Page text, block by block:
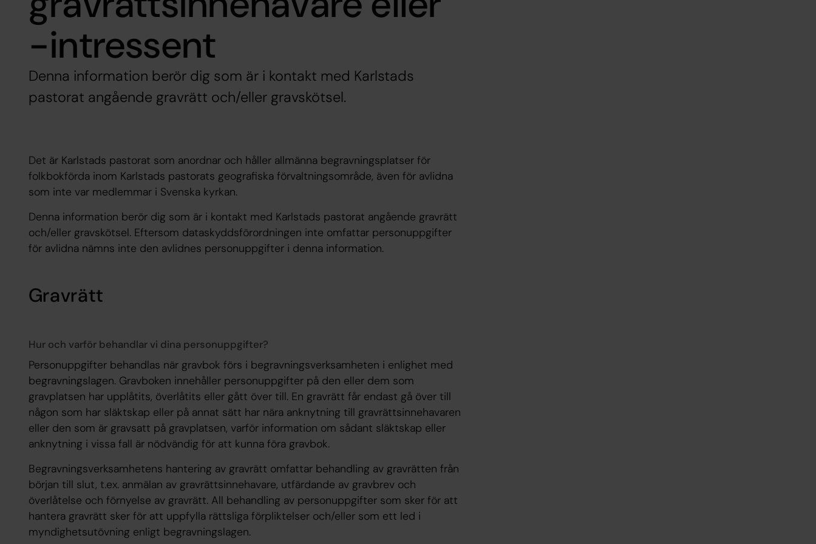
-intressent
Denna information berör dig som är i kontakt med Karlstads
pastorat angående gravrätt och/eller gravskötsel.
Det är Karlstads pastorat som anordnar och håller allmänna begravningsplatser för
folkbokförda inom Karlstads pastorats geografiska förvaltningsområde, även för avlidna
som inte var medlemmar i Svenska kyrkan.
Denna information berör dig som är i kontakt med Karlstads pastorat angående gravrätt
och/eller gravskötsel. Eftersom dataskyddsförordningen inte omfattar personuppgifter
för avlidna nämns inte den avlidnes personuppgifter i denna information.
Gravrätt
Hur och varför behandlar vi dina personuppgifter?
Personuppgifter behandlas när gravbok förs i begravningsverksamheten i enlighet med
begravningslagen. Gravboken innehåller personuppgifter på den eller dem som
gravplatsen har upplåtits, överlåtits eller gått över till. En gravrätt får endast gå över till
någon som har släktskap eller på annat sätt har nära anknytning till gravrättsinnehavaren
eller den som är gravsatt på gravplatsen, varför information om sådant släktskap eller
anknytning i vissa fall är nödvändig för att kunna föra gravbok.
Begravningsverksamhetens hantering av gravrätt omfattar behandling av gravrätten från
början till slut, t.ex. anmälan av gravrättsinnehavare, utfärdande av gravbrev och
överlåtelse och förnyelse av gravrätt. All behandling av personuppgifter som sker för att
hantera gravrätt sker för att uppfylla rättsliga förpliktelser och/eller som ett led i
myndighetsutövning enligt begravningslagen.